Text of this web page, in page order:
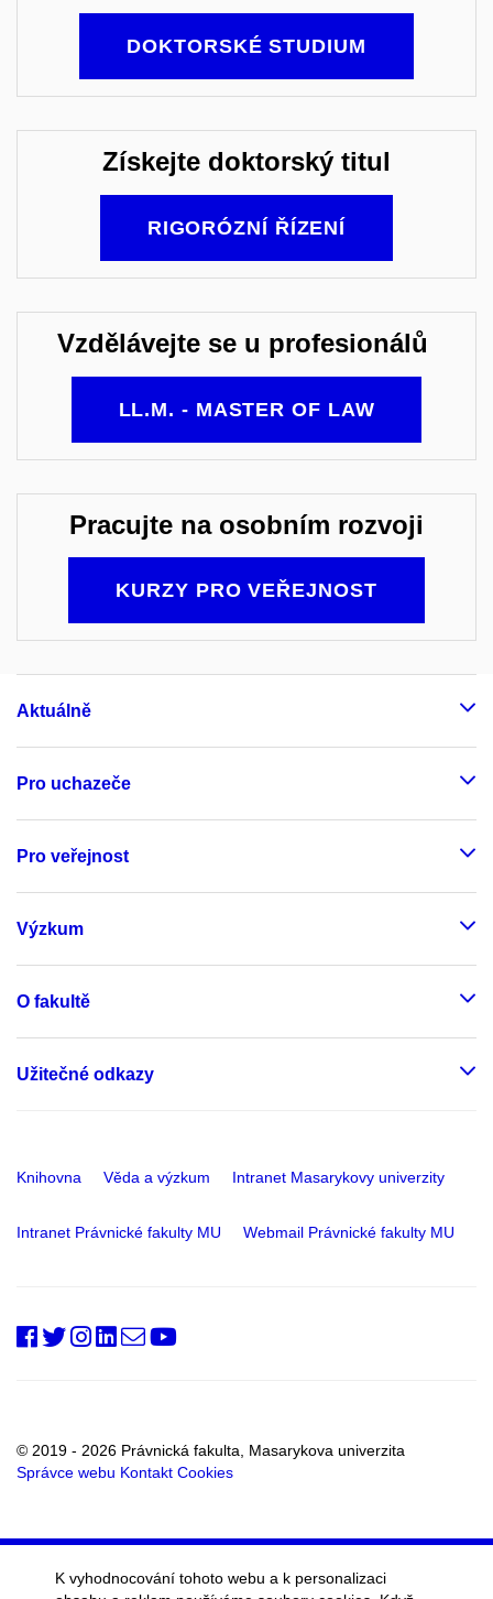
DOKTORSKÉ STUDIUM
Získejte doktorský titul
RIGORÓZNÍ ŘÍZENÍ
Vzdělávejte se u profesionálů
LL.M. - MASTER OF LAW
Pracujte na osobním rozvoji
KURZY PRO VEŘEJNOST
Aktuálně
Pro uchazeče
Pro veřejnost
Výzkum
O fakultě
Užitečné odkazy
Knihovna Věda a výzkum Intranet Masarykovy univerzity
Intranet Právnické fakulty MU Webmail Právnické fakulty MU
© 2019 - 2026 Právnická fakulta, Masarykova univerzita
Správce webu Kontakt Cookies
PrfMUni
@PrF_MU
@muni_prf
prfmuni
Oddělení
Fakultní
K vyhodnocování tohoto webu a k personalizaci